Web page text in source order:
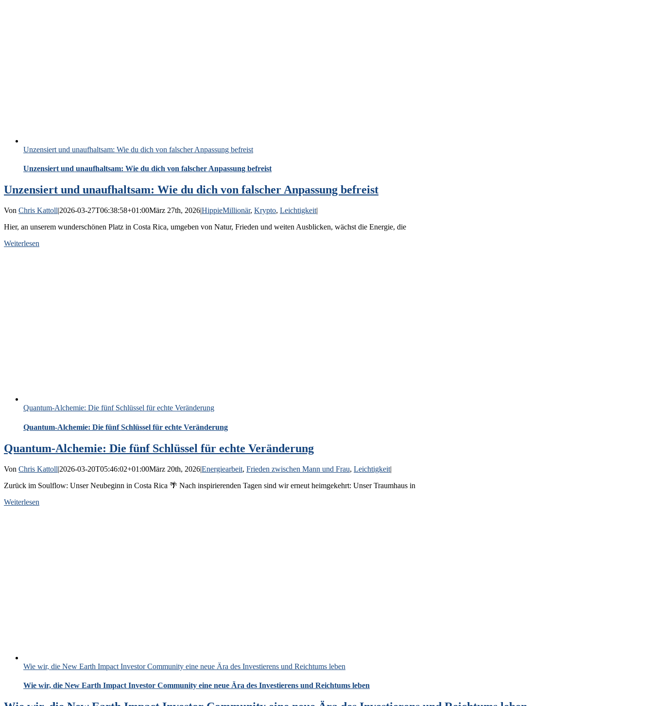
Unzensiert und unaufhaltsam: Wie du dich von falscher Anpassung befreist
Unzensiert und unaufhaltsam: Wie du dich von falscher Anpassung befreist
Unzensiert und unaufhaltsam: Wie du dich von falscher Anpassung befreist
Von Chris Kattoll|2026-03-27T06:38:58+01:00März 27th, 2026|HippieMillionär, Krypto, Leichtigkeit|
Hier, an unserem wunderschönen Platz in Costa Rica, umgeben von Natur, Frieden und weiten Ausblicken, wächst die Energie, die
Weiterlesen
Quantum-Alchemie: Die fünf Schlüssel für echte Veränderung
Quantum-Alchemie: Die fünf Schlüssel für echte Veränderung
Quantum-Alchemie: Die fünf Schlüssel für echte Veränderung
Von Chris Kattoll|2026-03-20T05:46:02+01:00März 20th, 2026|Energiearbeit, Frieden zwischen Mann und Frau, Leichtigkeit|
Zurück im Soulflow: Unser Neubeginn in Costa Rica 🌴 Nach inspirierenden Tagen sind wir erneut heimgekehrt: Unser Traumhaus in
Weiterlesen
Wie wir, die New Earth Impact Investor Community eine neue Ära des Investierens und Reichtums leben
Wie wir, die New Earth Impact Investor Community eine neue Ära des Investierens und Reichtums leben